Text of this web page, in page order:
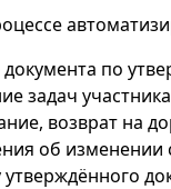
документа по
задач
возврат на
об изменении
утверждённого